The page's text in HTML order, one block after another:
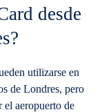
desde
utilizarse en
de Londres, pero
el aeropuerto de